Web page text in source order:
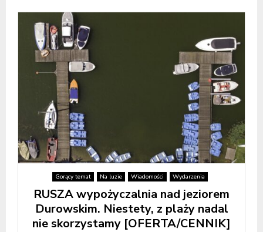
Gorący temat Na luzie Wiadomości Wydarzenia
RUSZA wypożyczalnia nad jeziorem
Durowskim. Niestety, z plaży nadal
nie skorzystamy [OFERTA/CENNIK]